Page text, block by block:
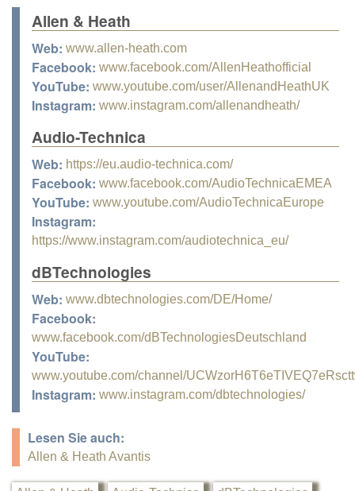
Allen & Heath
Web: www.allen-heath.com
Facebook: www.facebook.com/AllenHeathofficial
YouTube: www.youtube.com/user/AllenandHeathUK
Instagram: www.instagram.com/allenandheath/
Audio-Technica
Web: https://eu.audio-technica.com/
Facebook: www.facebook.com/AudioTechnicaEMEA
YouTube: www.youtube.com/AudioTechnicaEurope
Instagram:
https://www.instagram.com/audiotechnica_eu/
dBTechnologies
Web: www.dbtechnologies.com/DE/Home/
Facebook:
www.facebook.com/dBTechnologiesDeutschland
YouTube:
www.youtube.com/channel/
Instagram: www.instagram.com/dbtechnologies/
Lesen Sie auch:
Allen & Heath Avantis